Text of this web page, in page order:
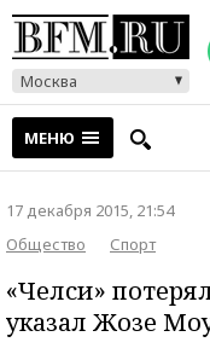
Москва
МЕНЮ
17 декабря 2015, 21:54
Общество
Спорт
«Челси»
указал Жозе